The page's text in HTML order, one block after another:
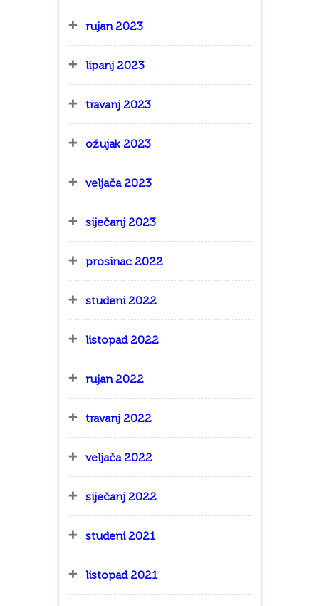
rujan 2023
lipanj 2023
travanj 2023
ožujak 2023
veljača 2023
siječanj 2023
prosinac 2022
studeni 2022
listopad 2022
rujan 2022
travanj 2022
veljača 2022
siječanj 2022
studeni 2021
listopad 2021